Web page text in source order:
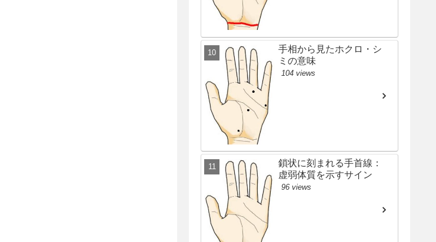
手相から見たホクロ・シ
ミの意味
104 views
鎖状に刻まれる手首線：
虚弱体質を示すサイン
96 views